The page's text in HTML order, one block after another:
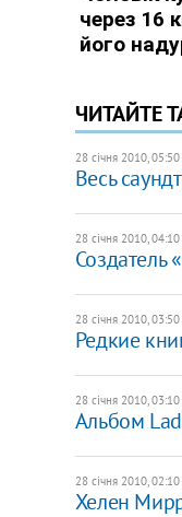
ЧИТАЙТЕ
28 січня 2010, 05:50
Весь
28 січня 2010, 04:10
Создатель
28 січня 2010, 03:50
Редкие
28 січня 2010, 03:10
Альбом
28 січня 2010, 02:10
Хелен